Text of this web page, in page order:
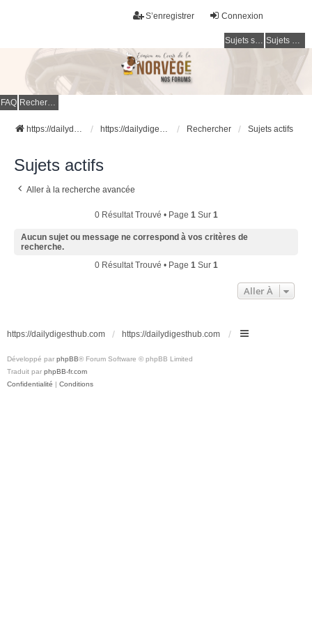
Connexion
S’enregistrer
Sujets sans réponse Sujets actifs
FAQ Rechercher
https://dailydigesthub.com https://dailydigesthub.com Rechercher Sujets actifs
Sujets actifs
Aller à la recherche avancée
0 Résultat Trouvé • Page 1Sur 1
Aucun sujet ou message ne correspond à vos critères de
recherche.
0 Résultat Trouvé • Page 1Sur 1
Aller À
https://dailydigesthub.com https://dailydigesthub.com
Développé par phpBB® Forum Software © phpBB Limited
Traduit par phpBB-fr.com
Confidentialité | Conditions